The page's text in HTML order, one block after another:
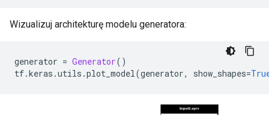
Wizualizuj architekturę modelu generatora:
generator = Generator()
tf.keras .utils .plot_model(generator, show_shapes=